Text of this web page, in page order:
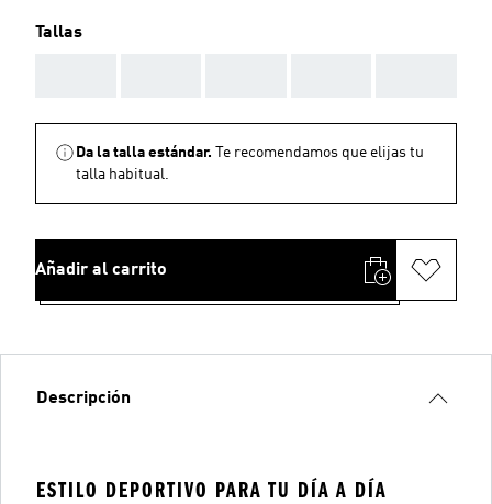
Tallas
Da la talla estándar.
Te recomendamos que elijas tu
talla habitual.
Añadir al carrito
Descripción
ESTILO DEPORTIVO PARA TU DÍA A DÍA